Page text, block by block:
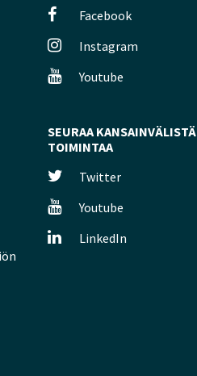
Facebook
Instagram
Youtube
SEURAA KANSAINVÄLISTÄ
TOIMINTAA
Twitter
Youtube
LinkedIn